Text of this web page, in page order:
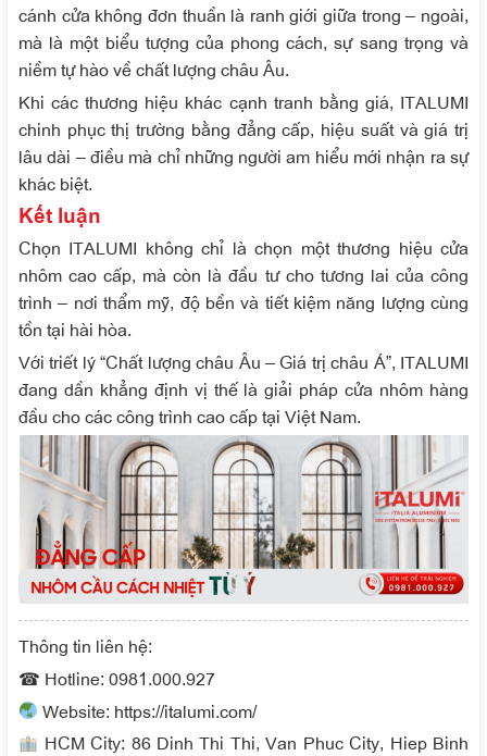
cánh cửa không đơn thuần là ranh giới giữa trong – ngoài,
mà là một biểu tượng của phong cách, sự sang trọng và
niềm tự hào về chất lượng châu Âu.
Khi các thương hiệu khác cạnh tranh bằng giá, ITALUMI
chinh phục thị trường bằng đẳng cấp, hiệu suất và giá trị
lâu dài – điều mà chỉ những người am hiểu mới nhận ra sự
khác biệt.
Kết luận
Chọn ITALUMI không chỉ là chọn một thương hiệu cửa
nhôm cao cấp, mà còn là đầu tư cho tương lai của công
trình – nơi thẩm mỹ, độ bền và tiết kiệm năng lượng cùng
tồn tại hài hòa.
Với triết lý “Chất lượng châu Âu – Giá trị châu Á”, ITALUMI
đang dần khẳng định vị thế là giải pháp cửa nhôm hàng
đầu cho các công trình cao cấp tại Việt Nam.
Thông tin liên hệ:
☎ Hotline: 0981.000.927
Website: https://italumi.com/
HCM City: 86 Dinh Thi Thi, Van Phuc City, Hiep Binh